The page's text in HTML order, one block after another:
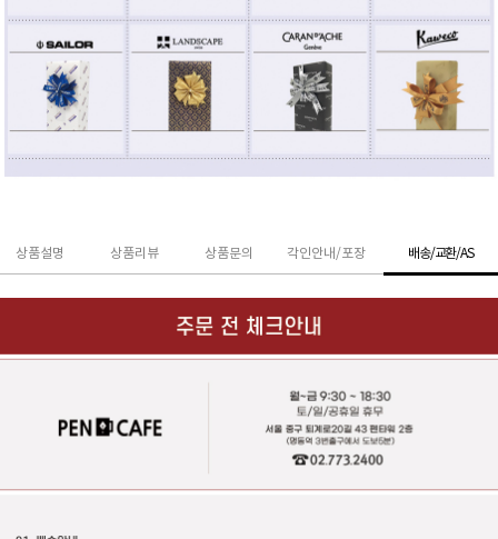
상품설명 상품리뷰 상품문의 각인안내/포장 배송/교환/AS